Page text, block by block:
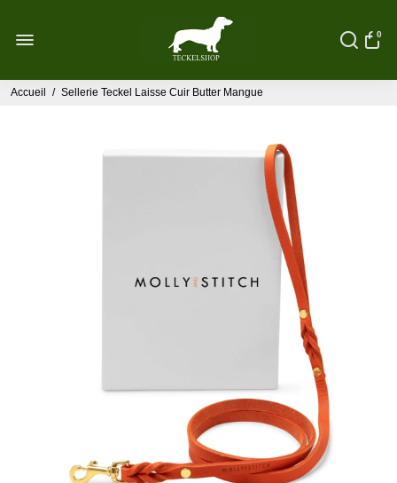
0
Accueil / Sellerie Teckel Laisse Cuir Butter Mangue